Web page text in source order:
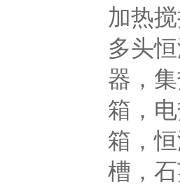
加热
多头
器，
箱，
箱，
槽，